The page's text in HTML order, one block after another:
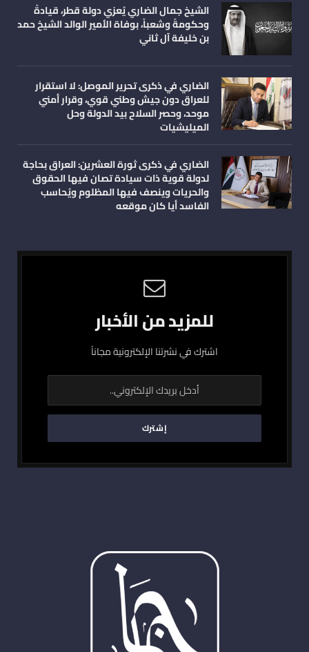
الشيخ جمال الضاري يُعزي دولة قطر، قيادةً
وحكومةً وشعباً، بوفاة الأمير الوالد الشيخ حمد
بن خليفة آل ثاني
الضاري في ذكرى تحرير الموصل: لا استقرار
للعراق دون جيش وطني قوي، وقرار أمني
موحد، وحصر السلاح بيد الدولة وحل
الميليشيات
الضاري في ذكرى ثورة العشرين: العراق بحاجة
لدولة قوية ذات سيادة تصان فيها الحقوق
والحريات وينصف فيها المظلوم ويُحاسب
الفاسد أيا كان موقعه
للمزيد من الأخبار
اشترك في نشرتنا الإلكترونية مجاناً